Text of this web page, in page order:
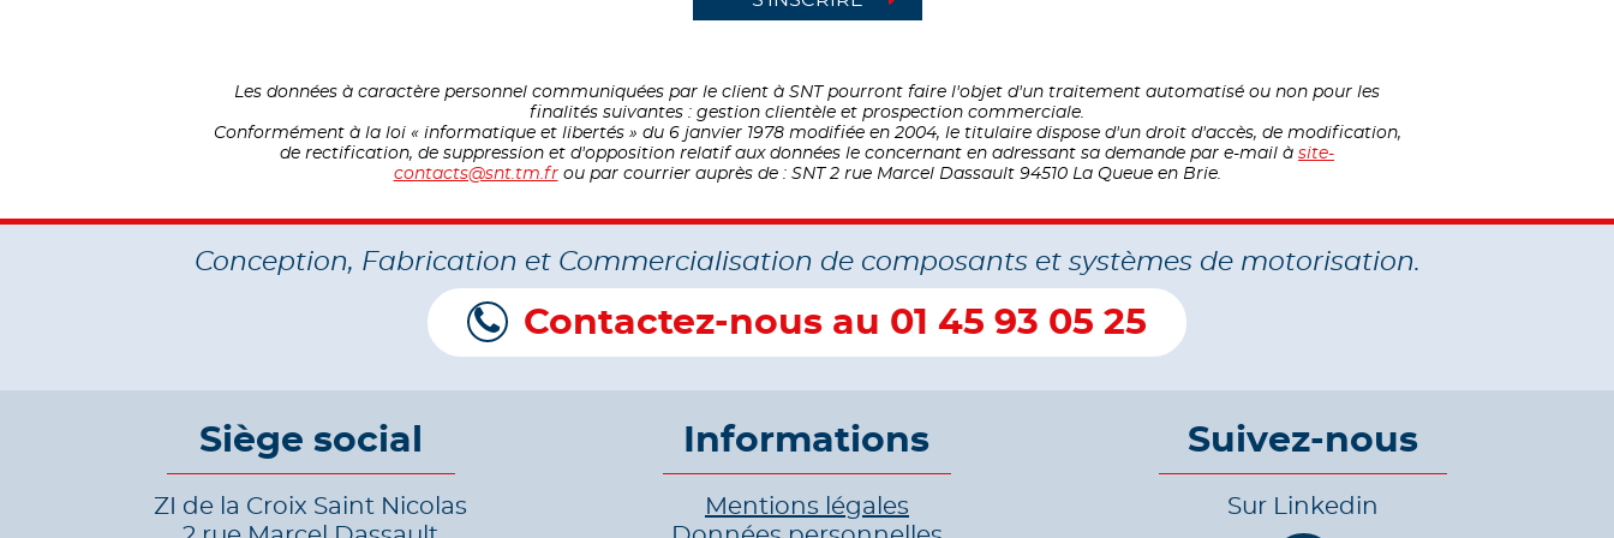
Les données à caractère personnel communiquées par le client à SNT pourront faire l'objet d'un traitement automatisé ou non pour les
finalités suivantes : gestion clientèle et prospection commerciale.
Conformément à la loi « informatique et libertés » du 6 janvier 1978 modifiée en 2004, le titulaire dispose d'un droit d'accès, de modification,
de rectification, de suppression et d'opposition relatif aux données le concernant en adressant sa demande par e-mail à site-
contacts@snt.tm.frou par courrier auprès de : SNT 2 rue Marcel Dassault 94510 La Queue en Brie.
Conception, Fabrication et Commercialisation de composants et systèmes de motorisation.
Contactez-nous au 01 45 93 05 25
Siège social
ZI de la Croix Saint Nicolas
Informations
Mentions légales
Suivez-nous
Sur Linkedin